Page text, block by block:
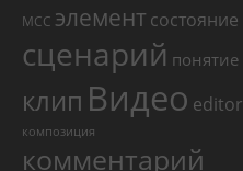
МСС элемент состояние
сценарий понятие
клип Видео editor
композиция
комментарий